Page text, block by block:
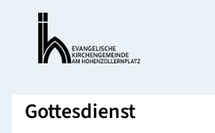
Gottesdienst